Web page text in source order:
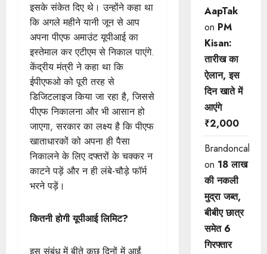
इसके संकेत दिए थे। उन्होंने कहा था
कि अगले महीने यानी जून से आप
अपना पीएफ अमाउंट यूपीआई का
इस्तेमाल कर एटीएम से निकाल पाएंगे.
केंद्रीय मंत्री ने कहा था कि
ईपीएफओ को पूरी तरह से
डिजिटलाइज किया जा रहा है, जिससे
पीएफ निकालना और भी आसान हो
जाएगा, सरकार का लक्ष्य है कि पीएफ
खाताधारकों को अपना ही पैसा
निकालने के लिए दफ्तरों के चक्कर न
काटने पड़ें और न ही लंबे-चौड़े फॉर्म
भरने पड़ें।
कितनी होगी यूपीआई लिमिट?
इस संबंध में बीते कुछ दिनों में आईं
AapTak
on PM
Kisan:
तारीख का
ऐलान, इस
दिन खाते में
आएंगे
₹2,000
Brandoncah
on 18 लाख
की नकली
मुद्रा जब्त,
बीबीए छात्र
समेत 6
गिरफ्तार